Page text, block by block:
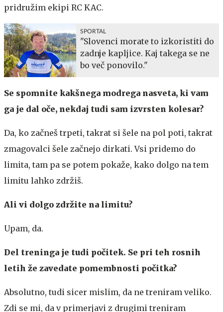
pridružim ekipi RC KAC.
SPORTAL
"Slovenci morate to izkoristiti do
zadnje kapljice. Kaj takega se ne
bo več ponovilo."
Se spomnite kakšnega modrega nasveta, ki vam
ga je dal oče, nekdaj tudi sam izvrsten kolesar?
Da, ko začneš trpeti, takrat si šele na pol poti, takrat
zmagovalci šele začnejo dirkati. Vsi pridemo do
limita, tam pa se potem pokaže, kako dolgo na tem
limitu lahko zdržiš.
Ali vi dolgo zdržite na limitu?
Upam, da.
Del treninga je tudi počitek. Se pri teh rosnih
letih že zavedate pomembnosti počitka?
Absolutno, tudi sicer mislim, da ne treniram veliko.
Zdi se mi, da v primerjavi z drugimi treniram